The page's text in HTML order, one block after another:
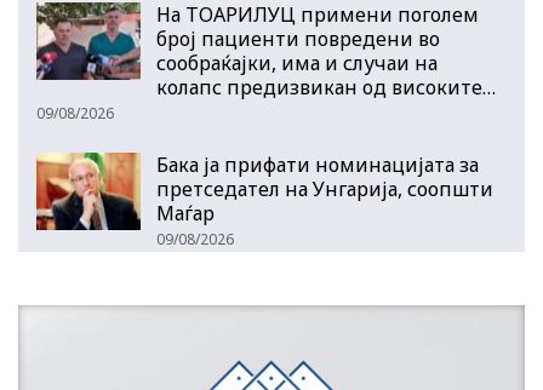
На ТОАРИЛУЦ примени поголем
број пациенти повредени во
сообраќајки, има и случаи на
колапс предизвикан од високите…
09/08/2026
Бака ја прифати номинацијата за
претседател на Унгарија, соопшти
Маѓар
09/08/2026